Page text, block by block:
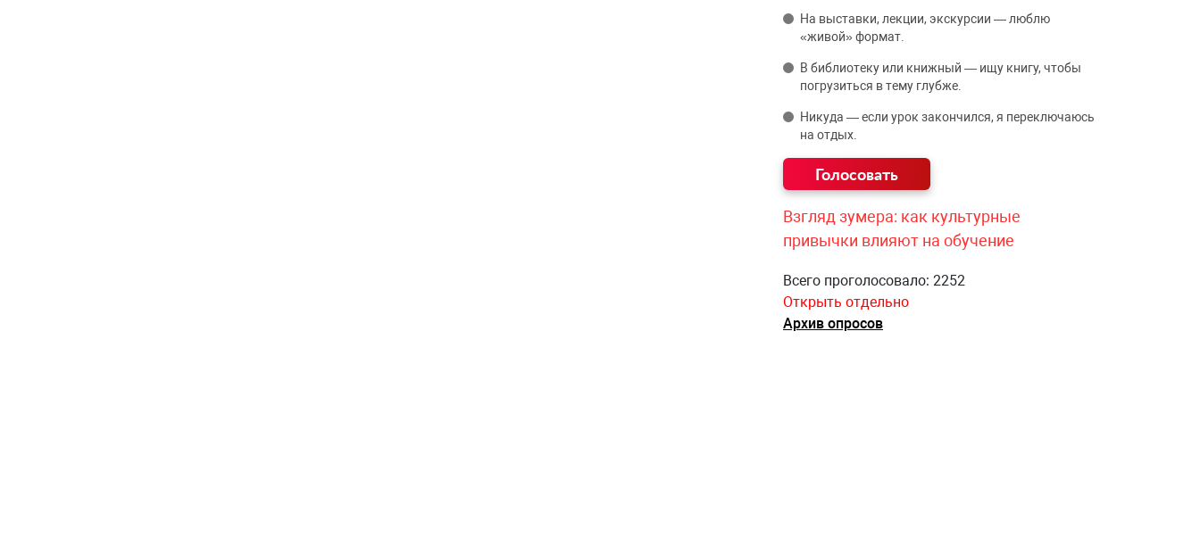
На выставки, лекции, экскурсии — люблю
«живой» формат.
В библиотеку или книжный — ищу книгу, чтобы
погрузиться в тему глубже.
Никуда — если урок закончился, я переключаюсь
на отдых.
Взгляд зумера: как культурные
привычки влияют на обучение
Всего проголосовало: 2252
Открыть отдельно
Архив опросов